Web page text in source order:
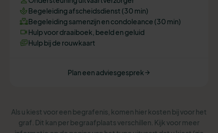
Begeleiding afscheidsdienst (30 min)
Begeleiding samenzijn en condoleance (30 min)
Hulp voor draaiboek, beeld en geluid
Hulp bij de rouwkaart
Plan een adviesgesprek
Als u kiest voor een begrafenis, komen hier kosten bij voor het
graf. Dit kan per begraafplaats verschillen. Kijk voor meer